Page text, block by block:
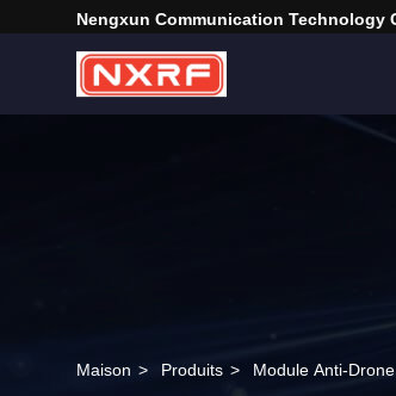
Nengxun Communication Technology
Maison > Produits > Module Anti-